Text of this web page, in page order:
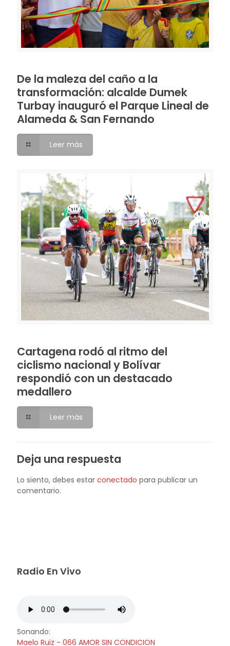
De la maleza del caño a la
transformación: alcalde Dumek
Turbay inauguró el Parque Lineal de
Alameda & San Fernando
Leer más
Cartagena rodó al ritmo del
ciclismo nacional y Bolívar
respondió con un destacado
medallero
Leer más
Deja una respuesta
Lo siento, debes estar conectado para publicar un
comentario.
Radio En Vivo
Sonando:
Maelo Ruiz - 066 AMOR SIN CONDICION